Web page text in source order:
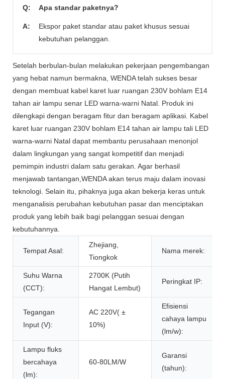
Q: Apa standar paketnya?
A:
Ekspor paket standar atau paket khusus sesuai
kebutuhan pelanggan.
Setelah berbulan-bulan melakukan pekerjaan pengembangan
yang hebat namun bermakna, WENDA telah sukses besar
dengan membuat kabel karet luar ruangan 230V bohlam E14
tahan air lampu senar LED warna-warni Natal. Produk ini
dilengkapi dengan beragam fitur dan beragam aplikasi. Kabel
karet luar ruangan 230V bohlam E14 tahan air lampu tali LED
warna-warni Natal dapat membantu perusahaan menonjol
dalam lingkungan yang sangat kompetitif dan menjadi
pemimpin industri dalam satu gerakan. Agar berhasil
menjawab tantangan,WENDA akan terus maju dalam inovasi
teknologi. Selain itu, pihaknya juga akan bekerja keras untuk
menganalisis perubahan kebutuhan pasar dan menciptakan
produk yang lebih baik bagi pelanggan sesuai dengan
kebutuhannya.
Tempat Asal:
Zhejiang,
Tiongkok
Nama merek:
Suhu Warna
(CCT):
2700K (Putih
Hangat Lembut)
Peringkat IP:
Tegangan
Input (V):
AC 220V( ±
10%)
Efisiensi
cahaya lampu
(lm/w):
Lampu fluks
bercahaya
(lm):
60-80LM/W
Garansi
(tahun):